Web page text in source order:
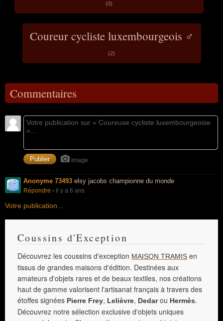
(0)
Coureur cycliste luxembourgeois ♂
(2)
Commentaires
Image
Anonyme 73493 elsy jacobs championne du monde
Répondre - il y a 6 ans
Votre publication...
Coussins d'Exception
Découvrez les coussins d'exception MAISON TRAMIS en
tissus de grandes maisons d'édition. Destinées aux
amateurs d'objets rares et de beaux textiles, nos créations
haut de gamme valorisent l'artisanat français à travers des
étoffes signées Pierre Frey, Lelièvre, Dedarou Hermès.
Découvrez notre sélection exclusive d'objets uniques